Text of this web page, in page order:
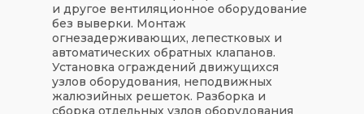
и другое вентиляционное оборудование
без выверки. Монтаж
огнезадерживающих, лепестковых и
автоматических обратных клапанов.
Установка ограждений движущихся
узлов оборудования, неподвижных
жалюзийных решеток. Разборка и
сборка отдельных узлов оборудования